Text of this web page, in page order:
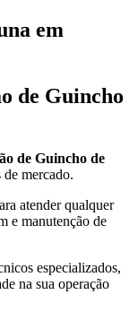
em
de Guincho
de Guincho de
mercado.
atender qualquer
e manutenção de
especializados,
na sua operação